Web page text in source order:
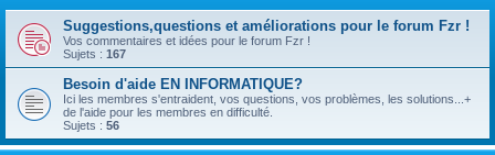
Suggestions,questions et améliorations pour le forum Fzr !
Vos commentaires et idées pour le forum Fzr !
Sujets : 167
Besoin d'aide EN INFORMATIQUE?
Ici les membres s'entraident, vos questions, vos problèmes, les solutions...+
de l'aide pour les membres en difficulté.
Sujets : 56